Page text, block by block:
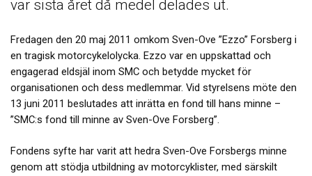
var sista året då medel delades ut.
Fredagen den 20 maj 2011 omkom Sven-Ove ”Ezzo” Forsberg i
en tragisk motorcykelolycka. Ezzo var en uppskattad och
engagerad eldsjäl inom SMC och betydde mycket för
organisationen och dess medlemmar. Vid styrelsens möte den
13 juni 2011 beslutades att inrätta en fond till hans minne –
”SMC:s fond till minne av Sven-Ove Forsberg”.
Fondens syfte har varit att hedra Sven-Ove Forsbergs minne
genom att stödja utbildning av motorcyklister, med särskilt